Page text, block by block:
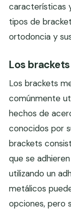
características
tipos de
ortodoncia y
Los
Los brackets
comúnmente
hechos de
conocidos por
brackets
que se
utilizando un
metálicos
opciones, pero